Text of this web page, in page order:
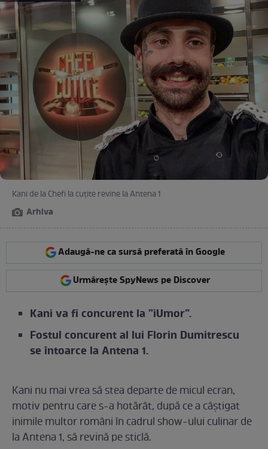
Kani de la Chefi la cuțite revine la Antena 1
Arhiva
Adaugă-ne ca sursă preferată în Google
Urmărește SpyNews pe Discover
Kani va fi concurent la ”iUmor”.
Fostul concurent al lui Florin Dumitrescu
se întoarce la Antena 1.
Kani nu mai vrea să stea departe de micul ecran,
motiv pentru care s-a hotărât, după ce a câștigat
inimile multor români în cadrul show-ului culinar de
la Antena 1, să revină pe sticlă.